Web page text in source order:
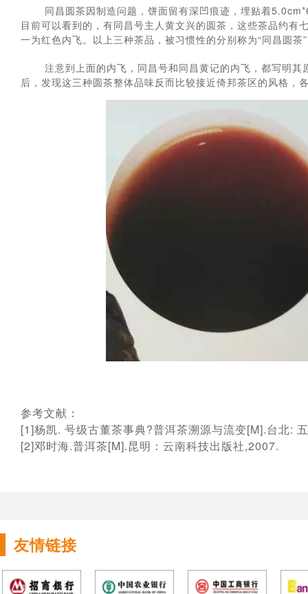
同昌圆茶因制造问题，饼面留有深凹痕迹，埋贴着
目前可以看到的，有同昌号主人黄文兴的圆茶，这些茶品约有
一为红色内飞。以上三种茶品，被习惯性的分别称为“同昌圆茶
注意到上面的内飞，同昌号和同昌黄记的内飞，都写明其
后，发现这三种圆茶整体品味反而比较接近倚邦茶区的风格，
参考文献：
[1]杨凯. 号级古董茶事典?普洱茶溯源与流变[M].台北:
[2]邓时海.普洱茶[M].昆明：云南科技出版社,2007.
友情链接